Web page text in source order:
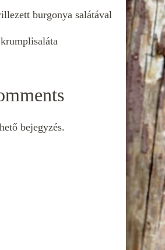
burgonya salátával
bejegyzés.